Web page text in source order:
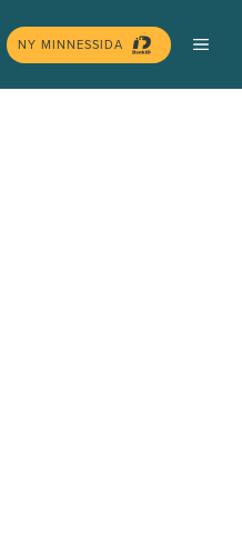
NY MINNESSIDA